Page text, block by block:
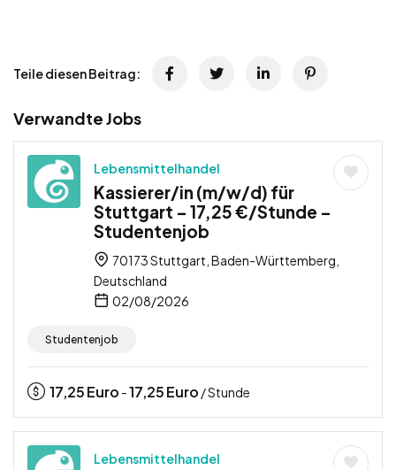
Teile diesen Beitrag:
Verwandte Jobs
Lebensmittelhandel
Kassierer/in (m/w/d) für
Stuttgart – 17,25 €/Stunde –
Studentenjob
70173 Stuttgart, Baden-Württemberg,
Deutschland
02/08/2026
Studentenjob
17,25Euro -17,25Euro / Stunde
Lebensmittelhandel